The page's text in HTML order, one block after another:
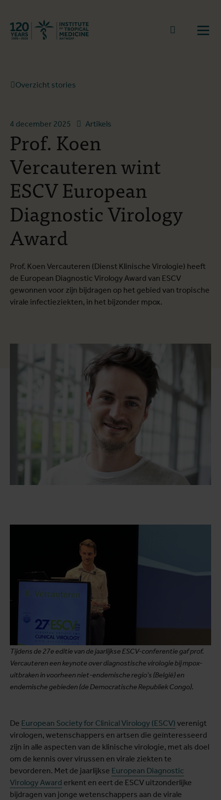
Terug naar start
Naar
Overzicht stories
4 december 2025 Artikels
Prof. Koen
Vercauteren wint
ESCV European
Diagnostic Virology
Award
Prof. Koen Vercauteren (Dienst Klinische Virologie) heeft
de European Diagnostic Virology Award van ESCV
gewonnen voor zijn bijdragen op het gebied van tropische
virale infectieziekten, in het bijzonder mpox.
Tijdens de 27e editie van de jaarlijkse ESCV-conferentie gaf prof.
Vercauteren een keynote over diagnostische virologie bij mpox-
uitbraken in voorheen niet-endemische regio's (België) en
endemische gebieden (de Democratische Republiek Congo).
De European Society for Clinical Virology (ESCV) verenigt
virologen, wetenschappers en artsen die geïnteresseerd
zijn in alle aspecten van de klinische virologie, met als doel
om de kennis over virussen en virale ziekten te
bevorderen. Met de jaarlijkse European Diagnostic
Virology Award erkent en eert de ESCV uitzonderlijke
bijdragen van jonge wetenschappers aan de virale